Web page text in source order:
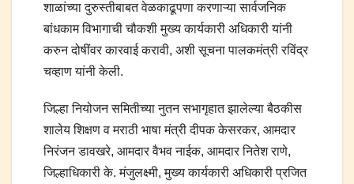
शाळांच्या दुरुस्तीबाबत वेळकाढूपणा करणाऱ्या सार्वजनिक
बांधकाम विभागाची चौकशी मुख्य कार्यकारी अधिकारी यांनी
करुन दोषींवर कारवाई करावी, अशी सूचना पालकमंत्री रविंद्र
चव्हाण यांनी केली.
जिल्हा नियोजन समितीच्या नुतन सभागृहात झालेल्या बैठकीस
शालेय शिक्षण व मराठी भाषा मंत्री दीपक केसरकर, आमदार
निरंजन डावखरे, आमदार वैभव नाईक, आमदार नितेश राणे,
जिल्हाधिकारी के. मंजुलक्ष्मी, मुख्य कार्यकारी अधिकारी प्रजित